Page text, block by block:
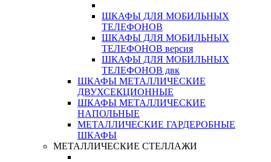
ШКАФЫ ДЛЯ МОБИЛЬНЫХ
ТЕЛЕФОНОВ
ШКАФЫ ДЛЯ МОБИЛЬНЫХ
ТЕЛЕФОНОВ версия
ШКАФЫ ДЛЯ МОБИЛЬНЫХ
ТЕЛЕФОНОВ двк
ШКАФЫ МЕТАЛЛИЧЕСКИЕ
ДВУХСЕКЦИОННЫЕ
ШКАФЫ МЕТАЛЛИЧЕСКИЕ
НАПОЛЬНЫЕ
МЕТАЛЛИЧЕСКИЕ ГАРДЕРОБНЫЕ
ШКАФЫ
МЕТАЛЛИЧЕСКИЕ СТЕЛЛАЖИ